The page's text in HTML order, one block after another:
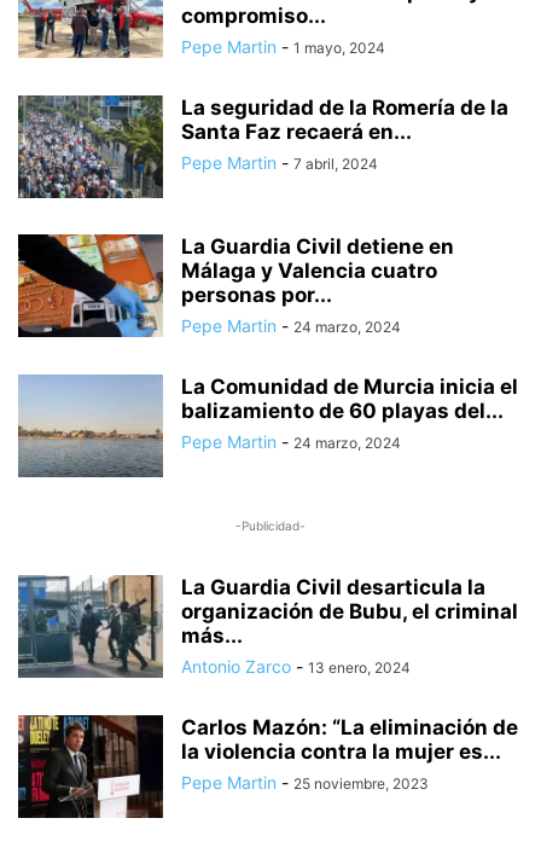
AGRESIÓN A PAREJA HOMOSEXUAL
AGRICULTURA AGRICULTURA Y PESCA
AGRUPACIÓN DE TRÁFICO DE LA GUARDIA CIVIL
AGUA A PRECIOS IMPOSIBLES AGUA DESLADA AGUA EN LA LUNA
AGUAS MANANTIALES AGUAS RESIDUALES
AHORRO DEL AGUA
compromiso...
Pepe Martin - 1 mayo, 2024
La seguridad de la Romería de la
Santa Faz recaerá en...
Pepe Martin - 7 abril, 2024
La Guardia Civil detiene en
Málaga y Valencia cuatro
personas por...
Pepe Martin - 24 marzo, 2024
La Comunidad de Murcia inicia el
balizamiento de 60 playas del...
Pepe Martin - 24 marzo, 2024
-Publicidad-
La Guardia Civil desarticula la
organización de Bubu, el criminal
más...
Antonio Zarco - 13 enero, 2024
Carlos Mazón: “La eliminación de
la violencia contra la mujer es...
Pepe Martin - 25 noviembre, 2023